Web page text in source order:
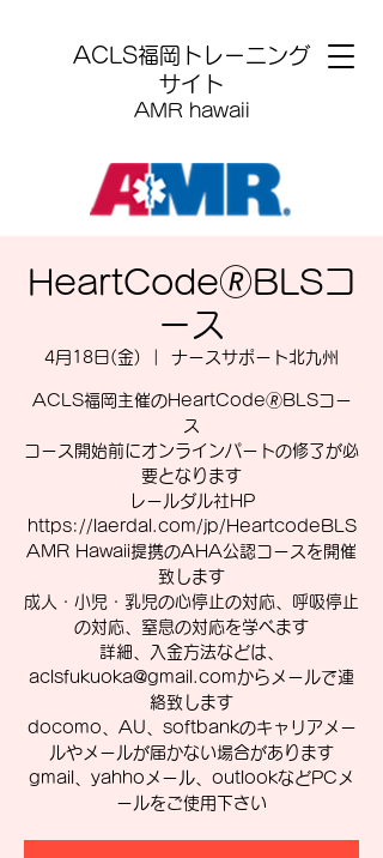
​ACLS福岡トレーニング
サイト
AMR hawaii
HeartCode🄬BLSコ
ース
4月18日(金) ナースサポート北九州
ACLS福岡主催のHeartCode🄬BLSコー
ス
コース開始前にオンラインパートの修了が必
要となります
レールダル社HP
https://laerdal.com/jp/HeartcodeBLS
AMR Hawaii提携のAHA公認コースを開催
致します
成人・小児・乳児の心停止の対応、呼吸停止
の対応、窒息の対応を学べます
詳細、入金方法などは、
aclsfukuoka@gmail.comからメールで連
絡致します
docomo、AU、softbankのキャリアメー
ルやメールが届かない場合があります
gmail、yahhoメール、outlookなどPCメ
ールをご使用下さい